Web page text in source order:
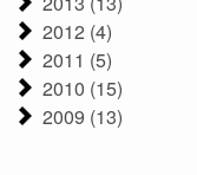
2012 (4)
2011 (5)
2010 (15)
2009 (13)